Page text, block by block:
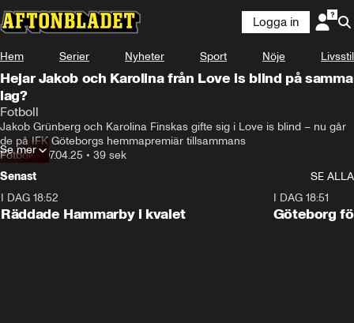
Logga in
Hem Serier Nyheter Sport Nöje Livsstil
Hejar Jakob och Karolina från Love is blind på samma
lag?
Fotboll
Jakob Grünberg och Karolina Finskas gifte sig i Love is blind – nu går
de på IFK Göteborgs hemmapremiär tillsammans
Fotboll•07.04.25 • 39 sek
Se mer
Senast
SE ALLA
I DAG 18:52
Räddade Hammarby i kvalet
I DAG 18:51
Göteborg